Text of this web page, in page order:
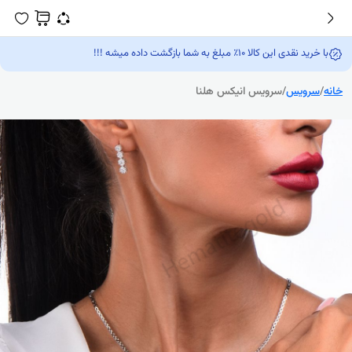
مبلغ به شما بازگشت داده میشه !!!
/سرویس انیکس هلنا